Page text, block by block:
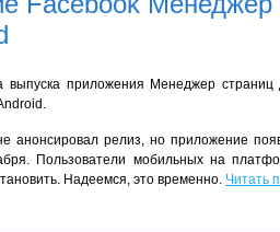
выпуска приложения Менеджер страниц
анонсировал релиз, но приложение
Пользователи мобильных на
Надеемся, это временно. Читать